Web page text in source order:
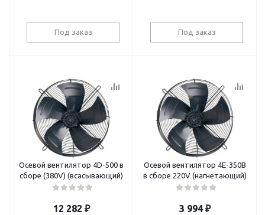
Под заказ Под заказ
Осевой вентилятор 4D-500 в
сборе (380V) (всасывающий)
12 282 ₽
Осевой вентилятор 4E-350B
в сборе 220V (нагнетающий)
3 994 ₽